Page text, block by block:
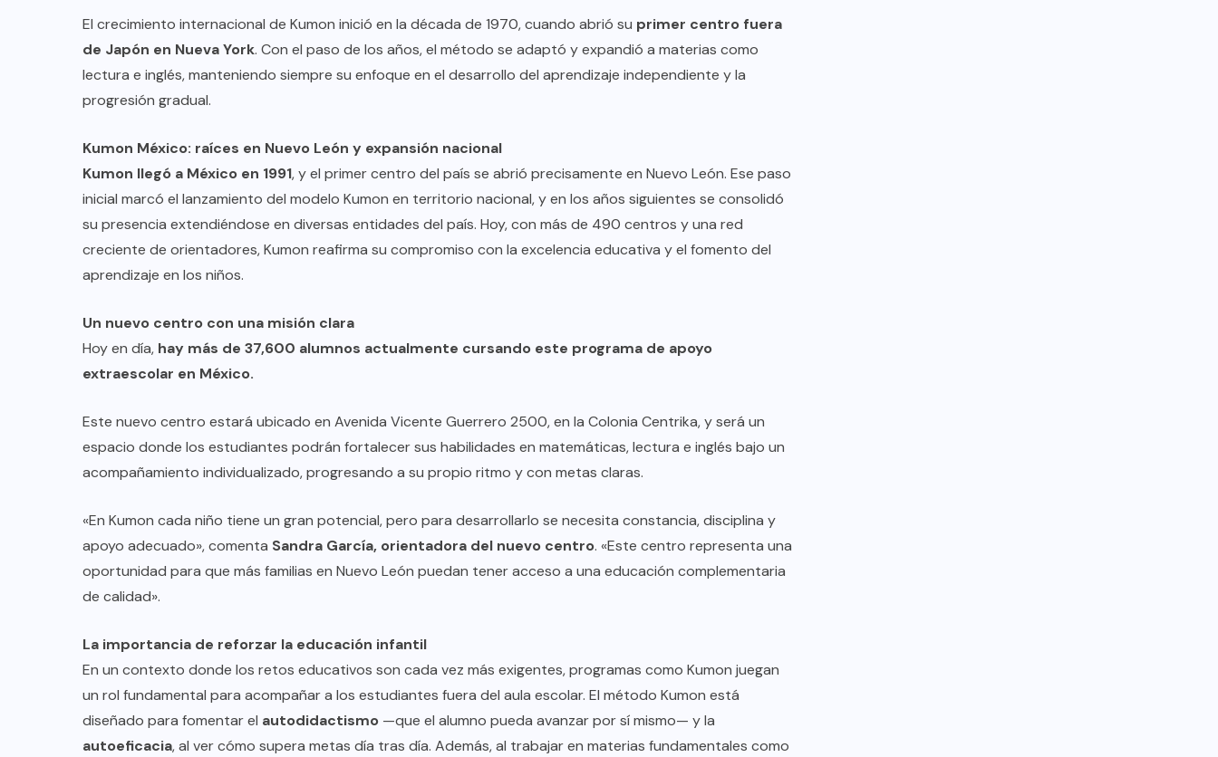
El crecimiento internacional de Kumon inició en la década de 1970, cuando abrió su primer centro fuera
de Japón en Nueva York. Con el paso de los años, el método se adaptó y expandió a materias como
lectura e inglés, manteniendo siempre su enfoque en el desarrollo del aprendizaje independiente y la
progresión gradual.
Kumon México: raíces en Nuevo León y expansión nacional
Kumon llegó a México en 1991, y el primer centro del país se abrió precisamente en Nuevo León. Ese paso
inicial marcó el lanzamiento del modelo Kumon en territorio nacional, y en los años siguientes se consolidó
su presencia extendiéndose en diversas entidades del país. Hoy, con más de 490 centros y una red
creciente de orientadores, Kumon reafirma su compromiso con la excelencia educativa y el fomento del
aprendizaje en los niños.
Un nuevo centro con una misión clara
Hoy en día, hay más de 37,600 alumnos actualmente cursando este programa de apoyo
extraescolar en México.
Este nuevo centro estará ubicado en Avenida Vicente Guerrero 2500, en la Colonia Centrika, y será un
espacio donde los estudiantes podrán fortalecer sus habilidades en matemáticas, lectura e inglés bajo un
acompañamiento individualizado, progresando a su propio ritmo y con metas claras.
«En Kumon cada niño tiene un gran potencial, pero para desarrollarlo se necesita constancia, disciplina y
apoyo adecuado», comenta Sandra García, orientadora del nuevo centro. «Este centro representa una
oportunidad para que más familias en Nuevo León puedan tener acceso a una educación complementaria
de calidad».
La importancia de reforzar la educación infantil
En un contexto donde los retos educativos son cada vez más exigentes, programas como Kumon juegan
un rol fundamental para acompañar a los estudiantes fuera del aula escolar. El método Kumon está
diseñado para fomentar el autodidactismo —que el alumno pueda avanzar por sí mismo— y la
autoeficacia, al ver cómo supera metas día tras día. Además, al trabajar en materias fundamentales como